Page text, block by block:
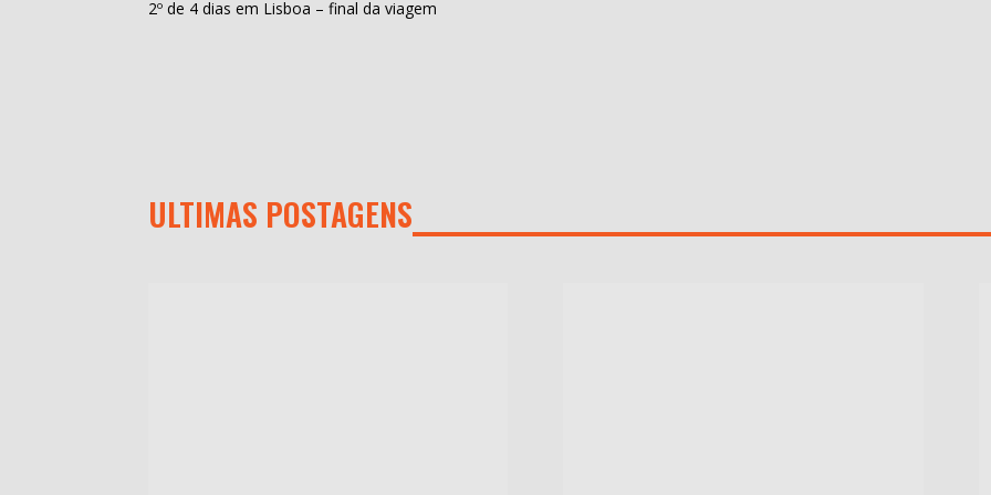
2º de 4 dias em Lisboa – final da viagem
ULTIMAS POSTAGENS